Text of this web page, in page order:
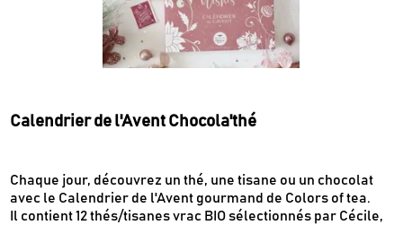
Calendrier de l'Avent Chocola'thé
Chaque jour, découvrez un thé, une tisane ou un chocolat
avec le Calendrier de l'Avent gourmand de Colors of tea.
Il contient 12 thés/tisanes vrac BIO sélectionnés par Cécile,